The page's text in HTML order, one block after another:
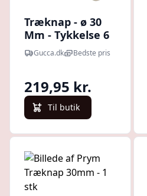
Træknap - ø 30
Mm - Tykkelse 6
Mm - 150 Stk.
Gucca.dk Bedste pris
219,95 kr.
Til butik